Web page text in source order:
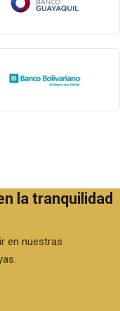
la tranquilidad
en nuestras